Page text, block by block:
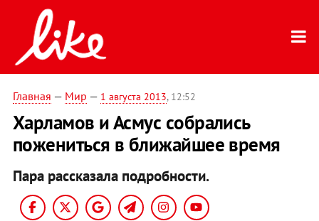
Главная — Мир — 1 августа 2013, 12:52
Харламов и Асмус собрались
пожениться в ближайшее время
Пара рассказала подробности.